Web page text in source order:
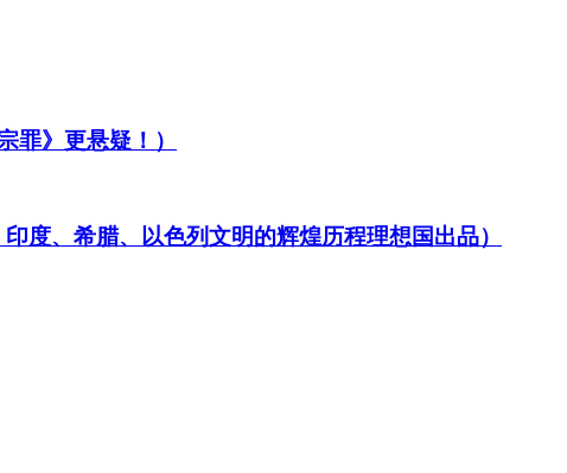
罪》更悬疑！）
度、希腊、以色列文明的辉煌历程理想国出品）